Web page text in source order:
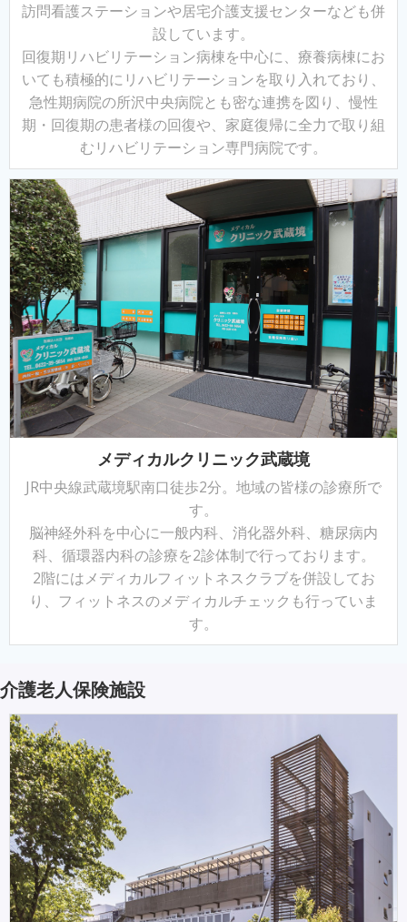
訪問看護ステーションや居宅介護支援センターなども併
設しています。
回復期リハビリテーション病棟を中心に、療養病棟にお
いても積極的にリハビリテーションを取り入れており、
急性期病院の所沢中央病院とも密な連携を図り、 慢性
期・回復期の患者様の回復や、家庭復帰に全力で取り組
むリハビリテーション専門病院です。
メディカルクリニック武蔵境
JR中央線武蔵境駅南口徒歩2分。地域の皆様の診療所で
す。
脳神経外科を中心に一般内科、消化器外科、糖尿病内
科、循環器内科の診療を2診体制で行っております。
2階にはメディカルフィットネスクラブを併設してお
り、フィットネスのメディカルチェックも行っていま
す。
介護老人保険施設